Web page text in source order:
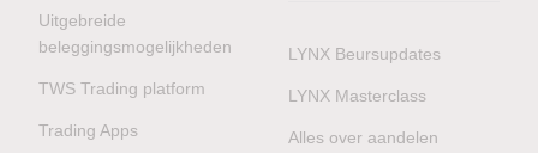
Uitgebreide
beleggingsmogelijkheden
TWS Trading platform
Trading Apps
LYNX Beursupdates
LYNX Masterclass
Alles over aandelen